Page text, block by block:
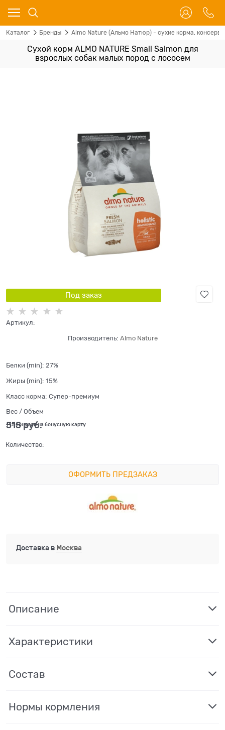
Каталог Бренды Almo Nature (Альмо Натюр) - сухие корма,
Сухой корм ALMO NATURE Small Salmon для
взрослых собак малых пород с лососем
Под заказ
Артикул:
Производитель: Almo Nature
Белки (min): 27%
Жиры (min): 15%
Класс корма: Супер-премиум
Вес / Объем
515 руб.
+15 бонусов на бонусную карту
Количество:
ОФОРМИТЬ ПРЕДЗАКАЗ
Доставка в Москва
Описание
Характеристики
Состав
Нормы кормления